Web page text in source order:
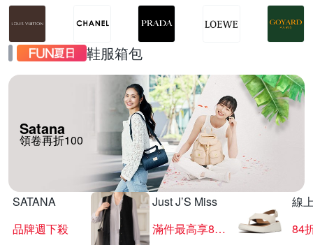
鞋服箱包
Satana
領卷再折100
SATANA
品牌週下殺
Just J’S Miss
滿件最高享85折
線
84